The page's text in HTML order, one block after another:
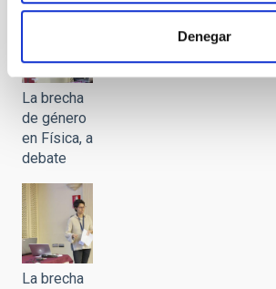
Denegar
La brecha
de género
en Física, a
debate
La brecha